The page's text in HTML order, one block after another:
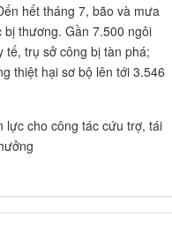
hết tháng 7, bão và mưa
thương. Gần 7.500 ngôi
trụ sở công bị tàn phá;
thiệt hại sơ bộ lên tới 3.546
lực cho công tác cứu trợ, tái